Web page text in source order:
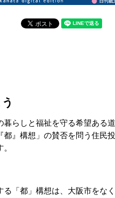
らしと福祉を守る希望ある
』構想」の賛否を問う住民
「都」構想は、大阪市をな